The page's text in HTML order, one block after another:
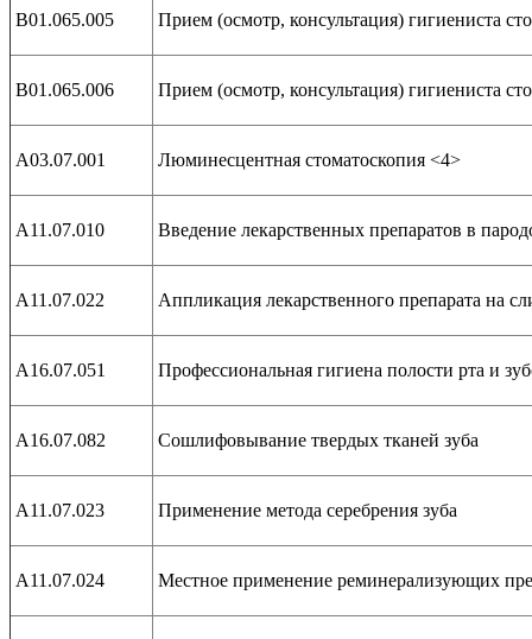
В01.065.005 Прием (осмотр, консультация) гигиениста
В01.065.006 Прием (осмотр, консультация) гигиениста
А03.07.001 Люминесцентная стоматоскопия <4>
А11.07.010 Введение лекарственных препаратов в
А11.07.022 Аппликация лекарственного препарата на
А16.07.051 Профессиональная гигиена полости рта и
А16.07.082 Сошлифовывание твердых тканей зуба
А11.07.023 Применение метода серебрения зуба
А11.07.024 Местное применение реминерализующих